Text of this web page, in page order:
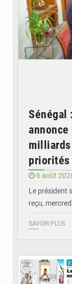
Sénégal
milliards
priorités
6 août
Le président
reçu,
SAVOIR PLUS